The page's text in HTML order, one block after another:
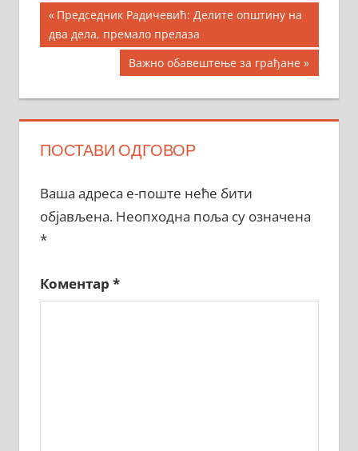
Кретање
чланка
Previous
Post:
Председник Радичевић: Делите општину на
два дела, премало прелаза
Next
Post:
Важно обавештење за грађане
ПОСТАВИ ОДГОВОР
Ваша адреса е-поште неће бити
објављена. Неопходна поља су означена
*
Коментар *